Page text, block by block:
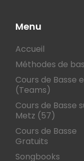
Menu
Accueil
Méthodes de
Cours de Basse
(Teams)
Cours de Basse
Metz (57)
Cours de Basse
Gratuits
Songbooks